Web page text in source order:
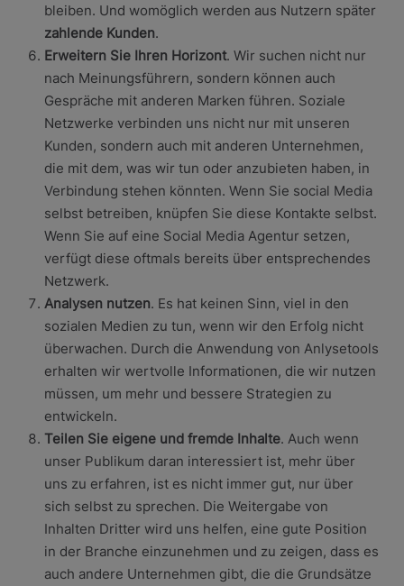
bleiben. Und womöglich werden aus Nutzern später
zahlende Kunden.
Erweitern Sie Ihren Horizont. Wir suchen nicht nur
nach Meinungsführern, sondern können auch
Gespräche mit anderen Marken führen. Soziale
Netzwerke verbinden uns nicht nur mit unseren
Kunden, sondern auch mit anderen Unternehmen,
die mit dem, was wir tun oder anzubieten haben, in
Verbindung stehen könnten. Wenn Sie social Media
selbst betreiben, knüpfen Sie diese Kontakte selbst.
Wenn Sie auf eine Social Media Agentur setzen,
verfügt diese oftmals bereits über entsprechendes
Netzwerk.
Analysen nutzen. Es hat keinen Sinn, viel in den
sozialen Medien zu tun, wenn wir den Erfolg nicht
überwachen. Durch die Anwendung von Anlysetools
erhalten wir wertvolle Informationen, die wir nutzen
müssen, um mehr und bessere Strategien zu
entwickeln.
Teilen Sie eigene und fremde Inhalte. Auch wenn
unser Publikum daran interessiert ist, mehr über
uns zu erfahren, ist es nicht immer gut, nur über
sich selbst zu sprechen. Die Weitergabe von
Inhalten Dritter wird uns helfen, eine gute Position
in der Branche einzunehmen und zu zeigen, dass es
auch andere Unternehmen gibt, die die Grundsätze